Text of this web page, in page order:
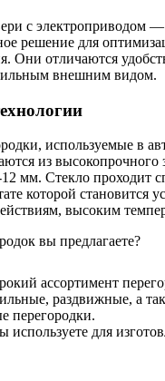
с электроприводом —
решение для
Они отличаются
внешним видом.
используемые в
из высокопрочного
мм. Стекло проходит
которой становится
высоким
вы предлагаете?
ассортимент
раздвижные, а
перегородки.
используете для